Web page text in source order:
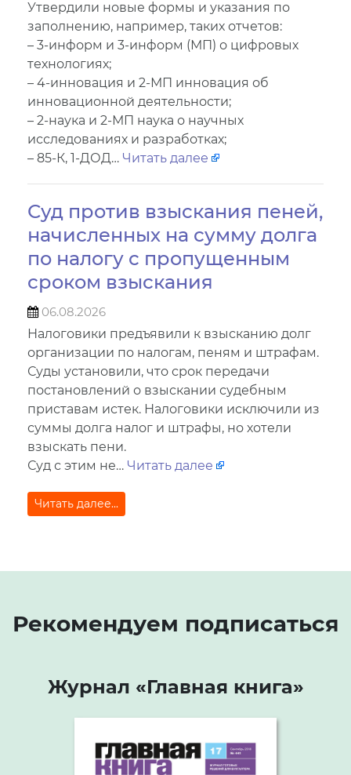
Утвердили новые формы и указания по
заполнению, например, таких отчетов:
– 3-информ и 3-информ (МП) о цифровых
технологиях;
– 4-инновация и 2-МП инновация об
инновационной деятельности;
– 2-наука и 2-МП наука о научных
исследованиях и разработках;
– 85-К, 1-ДОД… Читать далее
Суд против взыскания пеней,
начисленных на сумму долга
по налогу с пропущенным
сроком взыскания
06.08.2026
Налоговики предъявили к взысканию долг
организации по налогам, пеням и штрафам.
Суды установили, что срок передачи
постановлений о взыскании судебным
приставам истек. Налоговики исключили из
суммы долга налог и штрафы, но хотели
взыскать пени.
Суд с этим не… Читать далее
Читать далее...
Рекомендуем подписаться
Журнал «Главная книга»